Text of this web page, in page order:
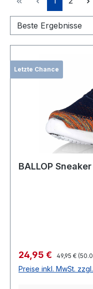
Letzte Chance
BALLOP
Verkaufspreis:
24,95 € Regulärer
49,95 €
Preise inkl. MwSt.